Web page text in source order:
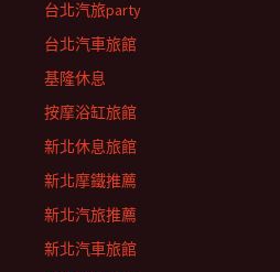
台北汽旅party
台北汽車旅館
基隆休息
按摩浴缸旅館
新北休息旅館
新北摩鐵推薦
新北汽旅推薦
新北汽車旅館